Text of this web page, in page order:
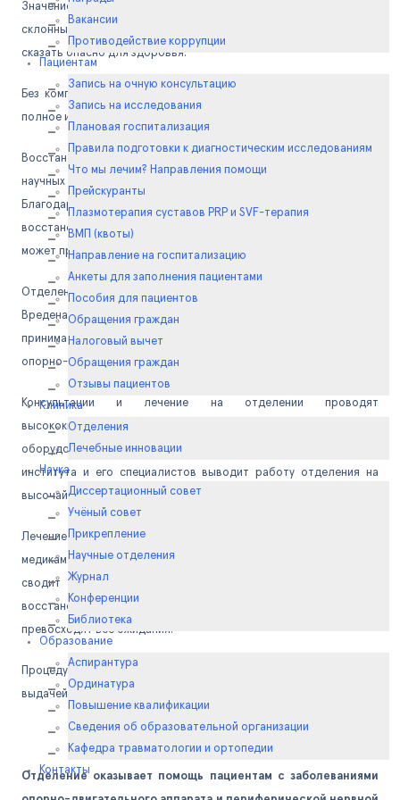
Вакансии
Противодействие коррупции
Пациентам
Запись на очную консультацию
Запись на исследования
Плановая госпитализация
Правила подготовки к диагностическим исследованиям
Что мы лечим? Направления помощи
Прейскуранты
Плазмотерапия суставов PRP и SVF-терапия
ВМП (квоты)
Направление на госпитализацию
Анкеты для заполнения пациентами
Пособия для пациентов
Обращения граждан
Налоговый вычет
Обращения граждан
Отзывы пациентов
Клиника
Отделения
Лечебные инновации
Наука
Диссертационный совет
Учёный совет
Прикрепление
Научные отделения
Журнал
Конференции
Библиотека
Образование
Аспирантура
Ординатура
Повышение квалификации
Сведения об образовательной организации
Кафедра травматологии и ортопедии
Контакты
Значение и важность восстановительной медицины люди
склонны недооценивать. Однако, это не справедливо, если не
сказать опасно для здоровья.
Без комплекса процедур и мероприятий этой сферы медицины
полное излечение или восстановление просто невозможно.
Восстановительная медицина использует огромный спектр
научных знаний и различных видов медицинских практик.
Благодаря чему человек получает возможность оздоровления и
восстановления после полученной травмы или операции, и даже
может предупредить заболевание.
Отделение восстановительной медицины № 2 РНИИТО им. Р.Р.
Вредена - одно из самых крупных подразделений института и
принимает пациентов с самой разнообразной патологией
опорно-двигательной системы.
Консультации и лечение на отделении проводят
высококвалифицированные профессионалы, на инновационном
оборудовании, в комфортных для пациента условиях. А статус
института и его специалистов выводит работу отделения на
высочайший уровень.
Лечение в рамках восстановительной медицины проводится
медикаментозными и физиотерапевтическими методами, что
сводит риски при терапии к минимуму, а результат по
восстановлению функциональных возможностей организма
превосходят все ожидания.
Процедуры проводятся в режиме дневного стационара с
выдачей больничного листа.
Отделение оказывает помощь пациентам с заболеваниями